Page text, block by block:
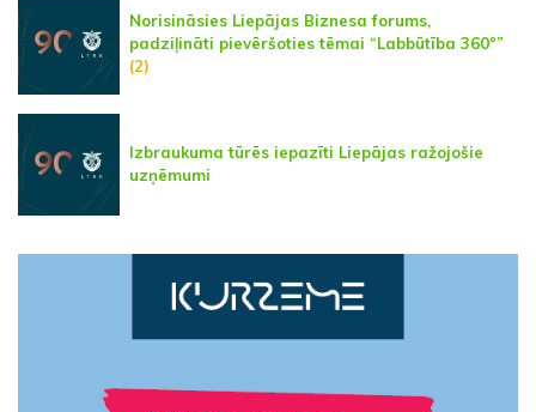
Norisināsies Liepājas Biznesa forums,
padziļināti pievēršoties tēmai “Labbūtība 360°”
(2)
Izbraukuma tūrēs iepazīti Liepājas ražojošie
uzņēmumi